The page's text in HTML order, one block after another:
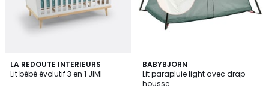
LA REDOUTE INTERIEURS
Lit bébé évolutif 3 en 1 JIMI
4,2
/ 5
2
Couleurs
BABYBJORN
Lit parapluie light avec drap
housse
4,6
/ 5